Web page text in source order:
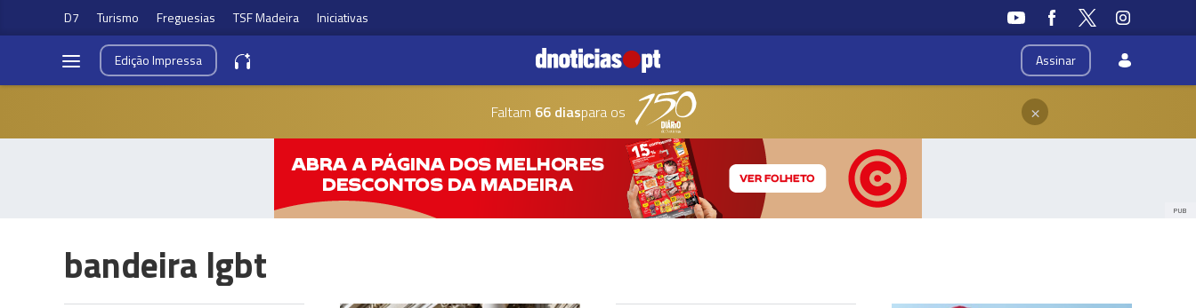
D7 Turismo Freguesias TSF Madeira Iniciativas
Assinar
EdiçãoImpressa
Faltam 66 diaspara os ×
PUB
bandeira lgbt